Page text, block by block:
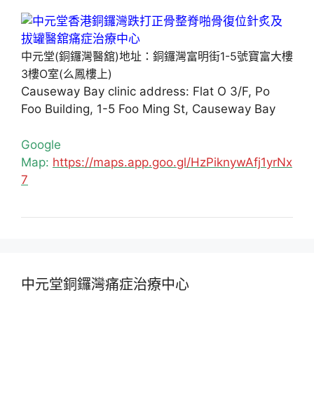
中元堂(銅鑼灣醫舘)地址：銅鑼灣富明街1-5號寶富大樓
3樓O室(么鳳樓上)
Causeway Bay clinic address: Flat O 3/F, Po
Foo Building, 1-5 Foo Ming St, Causeway Bay
Google
Map: https://maps.app.goo.gl/HzPiknywAfj1yrNx
7
中元堂銅鑼灣痛症治療中心